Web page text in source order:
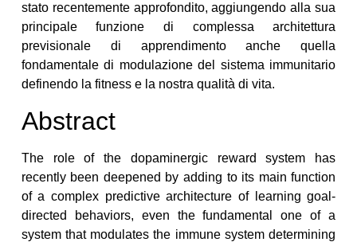
stato recentemente approfondito, aggiungendo alla sua
principale funzione di complessa architettura
previsionale di apprendimento anche quella
fondamentale di modulazione del sistema immunitario
definendo la fitness e la nostra qualità di vita.
Abstract
The role of the dopaminergic reward system has
recently been deepened by adding to its main function
of a complex predictive architecture of learning goal-
directed behaviors, even the fundamental one of a
system that modulates the immune system determining